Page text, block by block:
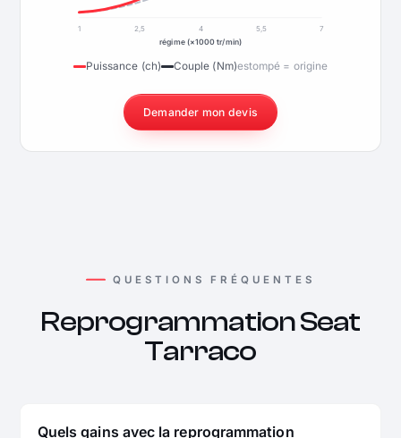
1 2,5 4 5,5
7
régime (×1000 tr/min)
Puissance (ch) Couple (Nm)estompé = origine
Demander mon devis
QUESTIONS FRÉQUENTES
Reprogrammation Seat
Tarraco
Quels gains avec la reprogrammation